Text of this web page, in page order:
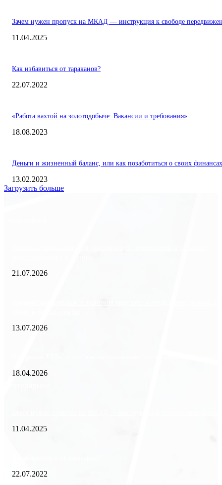
Зачем нужен пропуск на МКАД — инструкция к свободе
11.04.2025
Как избавиться от тараканов?
22.07.2022
«Работа вахтой на золотодобыче: Вакансии и требования»
18.08.2023
Деньги и жизненный баланс, или как позаботиться о своих финансах
13.02.2023
Загрузить больше
21.07.2026
13.07.2026
18.04.2026
11.04.2025
22.07.2022